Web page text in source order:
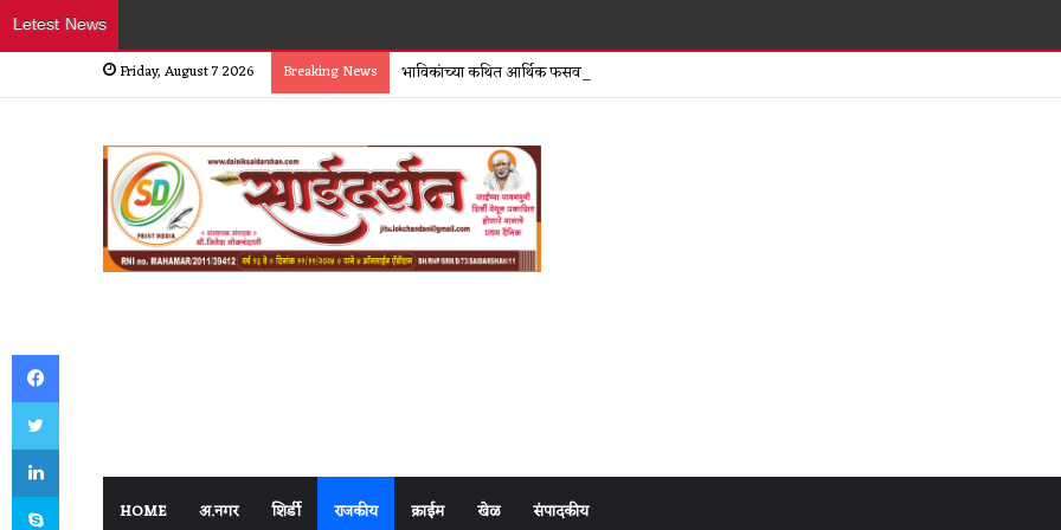
Letest News समता
Friday, August 7 2026 Breaking News भाविकांच्या कथित आर्थिक फसवणुकीच्या तक्रारीनंतर दुकान सील मात्र गुन्हा दाखल न झाल्याने संताप
HOME अ.नगर शिर्डी राजकीय क्राईम खेळ संपादकीय
Facebook
Twitter
LinkedIn
Skype